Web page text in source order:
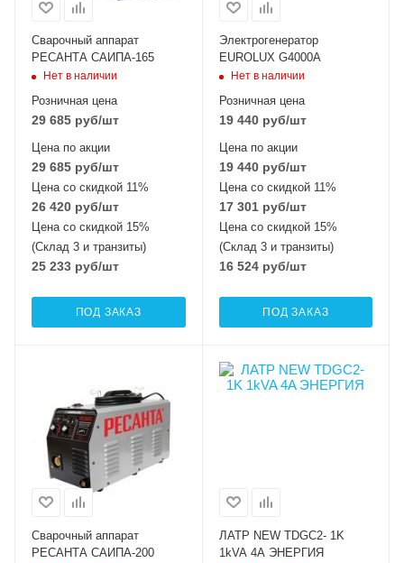
Сварочный аппарат
РЕСАНТА САИПА-165
Нет в наличии
Розничная цена
29 685 руб/шт
Цена по акции
29 685 руб/шт
Цена со скидкой 11%
26 420 руб/шт
Цена со скидкой 15%
(Склад 3 и транзиты)
25 233 руб/шт
ПОД ЗАКАЗ
Электрогенератор
EUROLUX G4000A
Нет в наличии
Розничная цена
19 440руб/шт
Цена по акции
19 440руб/шт
Цена со скидкой 11%
17 301руб/шт
Цена со скидкой 15%
(Склад 3 и транзиты)
16 524руб/шт
ПОД ЗАКАЗ
Сварочный аппарат
РЕСАНТА САИПА-200
ЛАТР NEW TDGC2- 1K
1kVA 4A ЭНЕРГИЯ